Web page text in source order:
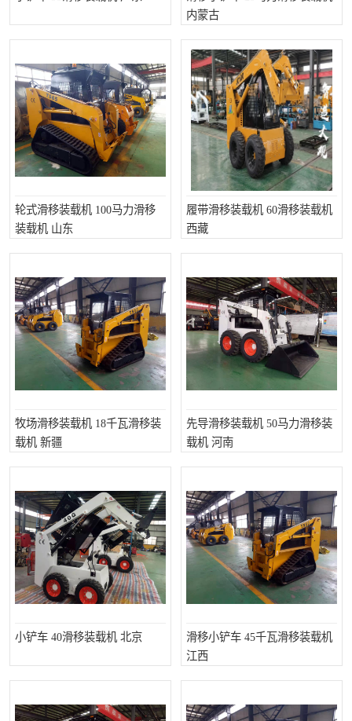
内蒙古
轮式滑移装载机 100马力滑移
装载机 山东
履带滑移装载机 60滑移装载机
西藏
牧场滑移装载机 18千瓦滑移装
载机 新疆
先导滑移装载机 50马力滑移装
载机 河南
小铲车 40滑移装载机 北京
滑移小铲车 45千瓦滑移装载机
江西
打桩机 压路机
枕木机 滑移装载机
清扫器 割草机
挖树机 拓荒机
滚筒筛 液压剪维修
挖掘机破碎斗 拇指夹